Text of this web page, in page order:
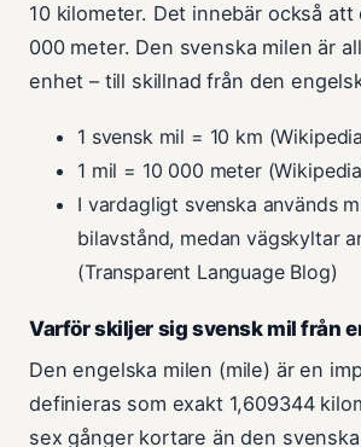
10 kilometer. Det innebär också att
000 meter. Den svenska milen är
enhet – till skillnad från den
1 svensk mil = 10 km
1 mil = 10 000 meter
I vardagligt svenska används
bilavstånd, medan vägskyltar
(Transparent Language Blog)
Varför skiljer sig svensk mil från
Den engelska milen (mile) är en
definieras som exakt 1,609344
sex gånger kortare än den